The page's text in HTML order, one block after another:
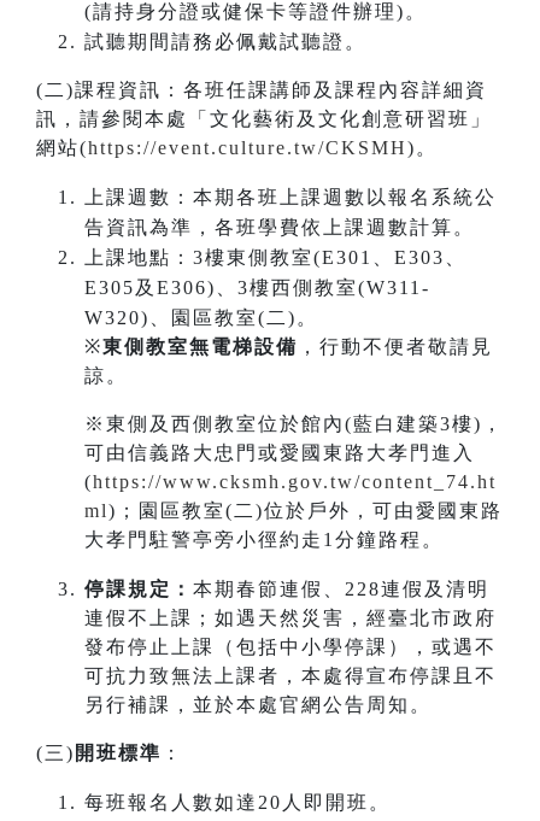
(請持身分證或健保卡等證件辦理)。
試聽期間請務必佩戴試聽證。
(二)課程資訊：各班任課講師及課程內容詳細資
訊，請參閱本處「文化藝術及文化創意研習班」
網站(https://event.culture.tw/CKSMH)。
上課週數：本期各班上課週數以報名系統公
告資訊為準，各班學費依上課週數計算。
上課地點：3樓東側教室(E301、E303、
E305及E306)、3樓西側教室(W311-
W320)、園區教室(二)。
※東側教室無電梯設備 ，行動不便者敬請見
諒。
※東側及西側教室位於館內(藍白建築3樓)，
可由信義路大忠門或愛國東路大孝門進入
(https://www.cksmh.gov.tw/content_74.ht
ml)；園區教室(二)位於戶外，可由愛國東路
大孝門駐警亭旁小徑約走1分鐘路程。
停課規定： 本期春節連假、228連假及清明
連假不上課；如遇天然災害，經臺北市政府
發布停止上課（包括中小學停課），或遇不
可抗力致無法上課者，本處得宣布停課且不
另行補課，並於本處官網公告周知。
(三) 開班標準 ：
每班報名人數如達20人即開班。